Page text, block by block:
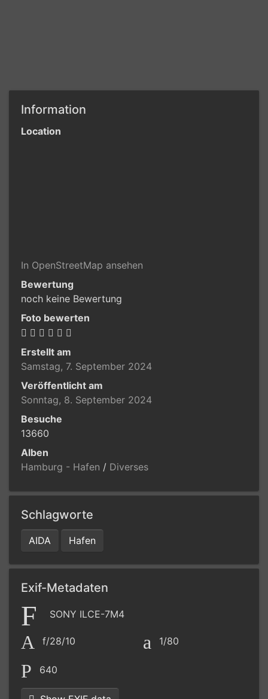
Information
Location
In OpenStreetMap ansehen
Bewertung
noch keine Bewertung
Foto bewerten
Erstellt am
Samstag, 7. September 2024
Veröffentlicht am
Sonntag, 8. September 2024
Besuche
13660
Alben
Hamburg - Hafen / Diverses
Schlagworte
AIDA Hafen
Exif-Metadaten
SONY ILCE-7M4
f/28/10 1/80
640